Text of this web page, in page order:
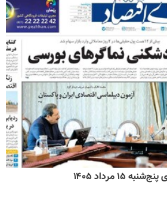
۱۵ مرداد ۱۴۰۵